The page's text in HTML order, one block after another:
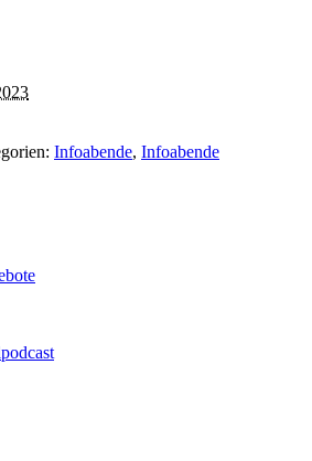
Infoabende, Infoabende